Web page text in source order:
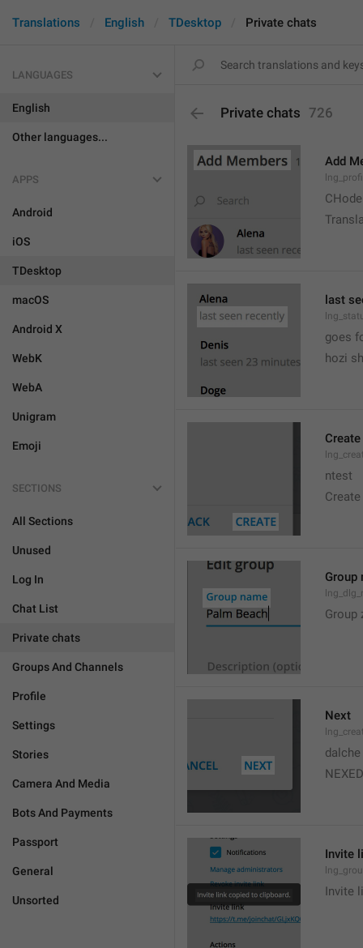
Translations English TDesktop Private chats
LANGUAGES
English
Other languages...
APPS
Android
iOS
TDesktop
macOS
Android X
WebK
WebA
Unigram
Emoji
SECTIONS
All Sections
Unused
Log In
Chat List
Private chats
Groups And Channels
Profile
Settings
Stories
Camera And Media
Bots And Payments
Passport
General
Unsorted
Private chats 726
Add
last
goes
hozi
Create
ntest
Group
Group
Next
dalche
NEXED
Invite
Invite